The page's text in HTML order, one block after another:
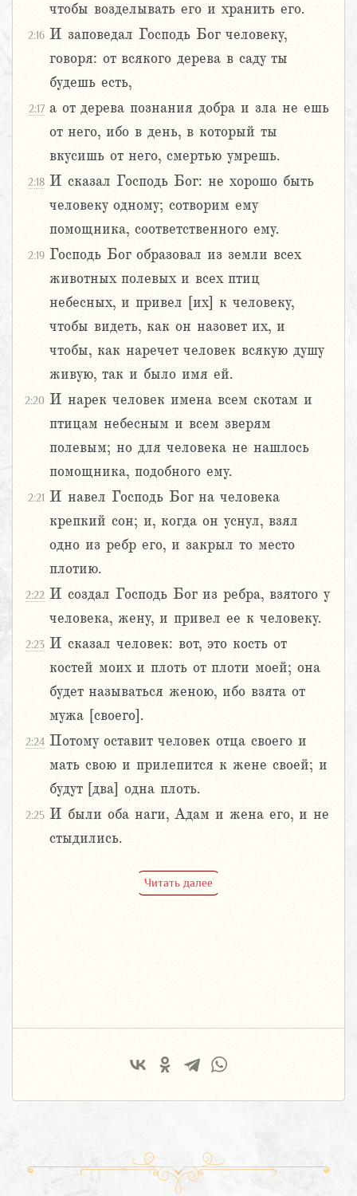
чтобы возделывать его и хранить его.
2:16 И заповедал Господь Бог человеку,
говоря: от всякого дерева в саду ты
будешь есть,
2:17 а от дерева познания добра и зла не ешь
от него, ибо в день, в который ты
вкусишь от него, смертью умрешь.
2:18 И сказал Господь Бог: не хорошо быть
человеку одному; сотворим ему
помощника, соответственного ему.
2:19 Господь Бог образовал из земли всех
животных полевых и всех птиц
небесных, и привел [их] к человеку,
чтобы видеть, как он назовет их, и
чтобы, как наречет человек всякую душу
живую, так и было имя ей.
2:20 И нарек человек имена всем скотам и
птицам небесным и всем зверям
полевым; но для человека не нашлось
помощника, подобного ему.
2:21 И навел Господь Бог на человека
крепкий сон; и, когда он уснул, взял
одно из ребр его, и закрыл то место
плотию.
2:22 И создал Господь Бог из ребра, взятого у
человека, жену, и привел ее к человеку.
2:23 И сказал человек: вот, это кость от
костей моих и плоть от плоти моей; она
будет называться женою, ибо взята от
мужа [своего].
2:24 Потому оставит человек отца своего и
мать свою и прилепится к жене своей; и
будут [два] одна плоть.
2:25 И были оба наги, Адам и жена его, и не
стыдились.
Читать далее